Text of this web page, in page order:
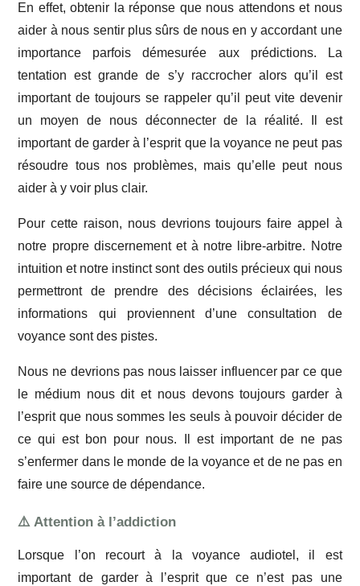
En effet, obtenir la réponse que nous attendons et nous
aider à nous sentir plus sûrs de nous en y accordant une
importance parfois démesurée aux prédictions. La
tentation est grande de s’y raccrocher alors qu’il est
important de toujours se rappeler qu’il peut vite devenir
un moyen de nous déconnecter de la réalité. Il est
important de garder à l’esprit que la voyance ne peut pas
résoudre tous nos problèmes, mais qu’elle peut nous
aider à y voir plus clair.
Pour cette raison, nous devrions toujours faire appel à
notre propre discernement et à notre libre-arbitre. Notre
intuition et notre instinct sont des outils précieux qui nous
permettront de prendre des décisions éclairées, les
informations qui proviennent d’une consultation de
voyance sont des pistes.
Nous ne devrions pas nous laisser influencer par ce que
le médium nous dit et nous devons toujours garder à
l’esprit que nous sommes les seuls à pouvoir décider de
ce qui est bon pour nous. Il est important de ne pas
s’enfermer dans le monde de la voyance et de ne pas en
faire une source de dépendance.
⚠️ Attention à l’addiction
Lorsque l’on recourt à la voyance audiotel, il est
important de garder à l’esprit que ce n’est pas une